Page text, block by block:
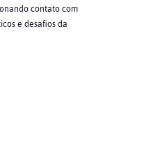
contato com
e desafios da